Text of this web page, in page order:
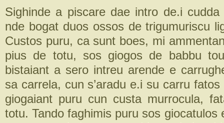
Sighinde a piscare dae intro de.i
nde bogat duos ossos de trigumuriscu
Custos puru, ca sunt boes, mi
pius de totu, sos giogos de babbu
bistaiant a sero intreu arende e
sa carrela, cun s’aradu e.i su carru
giogaiant puru cun custa murrocula,
totu. Tando faghimis puru sos giocatulos